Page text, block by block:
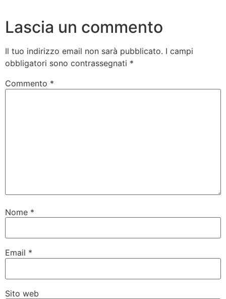
Lascia un commento
Il tuo indirizzo email non sarà pubblicato. I campi
obbligatori sono contrassegnati *
Commento *
Nome *
Email *
Sito web